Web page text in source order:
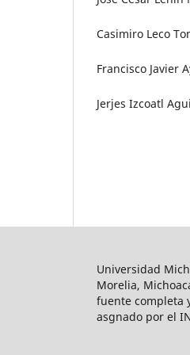
Casimiro Leco
Francisco Javier
Jerjes Izcoatl
Universidad
Morelia,
fuente completa
asgnado por el